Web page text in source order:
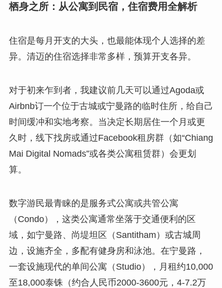
栖身之所：从公寓到民宿，住宿费用全解析
住宿是每月开支的大头，也最能体现个人选择的差
异。清迈的住宿选择非常多样，预算开支各异。
对于初来乍到者，我建议前几天可以通过Agoda或
Airbnb订一个位于古城或宁曼路的临时住所，给自己
时间缓冲和实地考察。当决定长期居住一个月或更
久时，线下找房或通过Facebook租房群（如“Chiang
Mai Digital Nomads”或各类公寓租赁群）会更划
算。
数字游民最青睐的是服务式公寓或共管公寓
（Condo），这类公寓通常坐落于交通便利的区
域，如宁曼路、尚堤坦区（Santitham）或古城周
边，设施齐全，多配有健身房和泳池。在宁曼路，
一套设施现代的单间公寓（Studio），月租约10,000
至18,000泰铢（约合人民币2000-3600元，4-7.2万